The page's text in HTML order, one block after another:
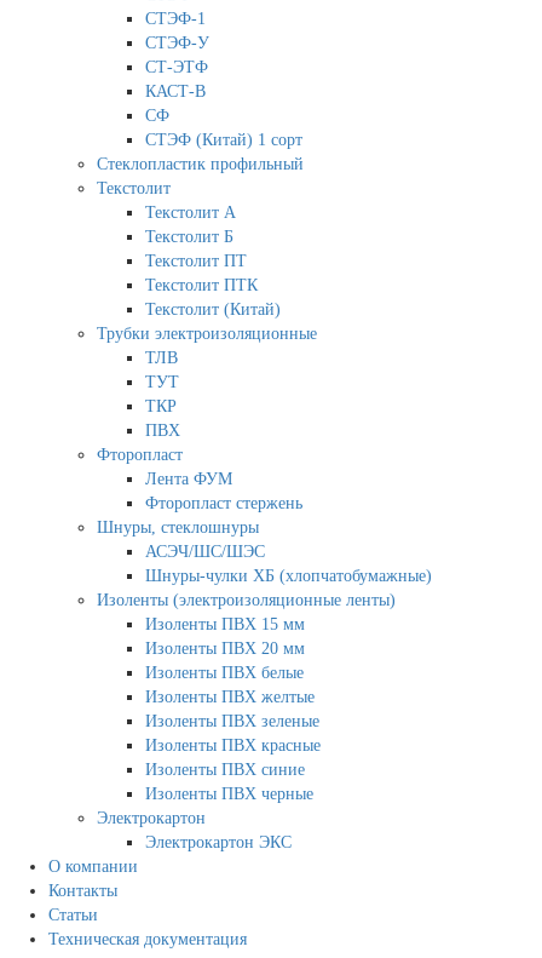
СТЭФ-1
СТЭФ-У
СТ-ЭТФ
КАСТ-В
СФ
СТЭФ (Китай) 1 сорт
Стеклопластик профильный
Текстолит
Текстолит А
Текстолит Б
Текстолит ПТ
Текстолит ПТК
Текстолит (Китай)
Трубки электроизоляционные
ТЛВ
ТУТ
ТКР
ПВХ
Фторопласт
Лента ФУМ
Фторопласт стержень
Шнуры, стеклошнуры
АСЭЧ/ШС/ШЭС
Шнуры-чулки ХБ (хлопчатобумажные)
Изоленты (электроизоляционные ленты)
Изоленты ПВХ 15 мм
Изоленты ПВХ 20 мм
Изоленты ПВХ белые
Изоленты ПВХ желтые
Изоленты ПВХ зеленые
Изоленты ПВХ красные
Изоленты ПВХ синие
Изоленты ПВХ черные
Электрокартон
Электрокартон ЭКС
О компании
Контакты
Статьи
Техническая документация